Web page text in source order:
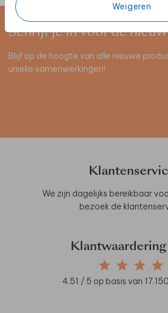
Weigeren
Schrijf je in voor de
Blijf op de hoogte van alle nieuwe
unieke samenwerkingen!
We zijn dagelijks bereikbaar
bezoek de
Klantwaardering
4.51 / 5 op basis van 17.150